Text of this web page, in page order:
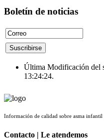
Boletín de noticias
Última Modificación del
13:24:24.
Información de calidad sobre asma infantil
Contacto | Le atendemos